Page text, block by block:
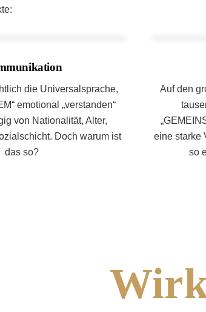
die Universalsprache,
emotional „verstanden“
von Nationalität, Alter,
Doch warum ist
das so?
Auf den
eine starke
so